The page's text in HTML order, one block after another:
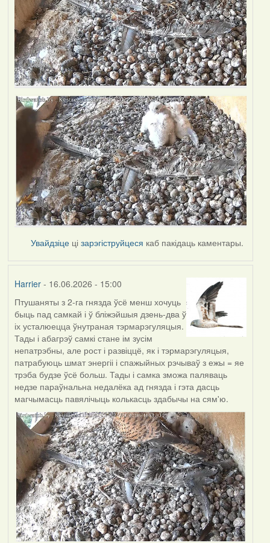
Увайдзіце цізарэгіструйцеся каб пакідаць каментары.
Harrier- 16.06.2026 - 15:00
Птушаняты з 2-га гнязда ўсё менш хочуць
быць пад самкай і ў бліжэйшыя дзень-два ў
іх усталюецца ўнутраная тэрмарэгуляцыя.
Тады і абагрэў самкі стане ім зусім
непатрэбны, але рост і развіццё, як і тэрмарэгуляцыя,
патрабуюць шмат энергіі і спажыйных рэчываў з ежы = яе
трэба будзе ўсё больш. Тады і самка зможа паляваць
недзе параўнальна недалёка ад гнязда і гэта дасць
магчымасць павялічыць колькасць здабычы на сям'ю.